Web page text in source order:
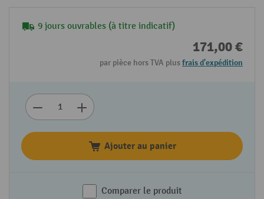
9 jours ouvrables (à titre indicatif)
171,00 €
par pièce hors TVA plusfrais d'expédition
Ajouter au panier
Comparer le produit